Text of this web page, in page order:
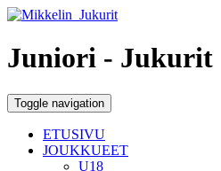
Juniori - Jukurit
Toggle navigation
ETUSIVU
JOUKKUEET
U18